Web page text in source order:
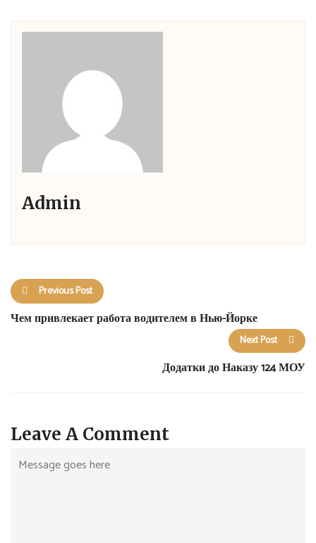
Admin
Previous Post
Чем привлекает работа водителем в Нью-Йорке
Next Post
Додатки до Наказу 124 МОУ
Leave A Comment